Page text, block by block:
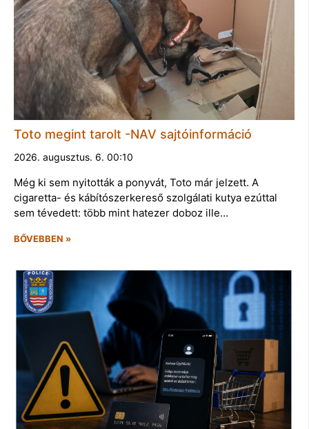
Toto megint tarolt -NAV sajtóinformáció
2026. augusztus. 6. 00:10
Még ki sem nyitották a ponyvát, Toto már jelzett. A
cigaretta- és kábítószerkereső szolgálati kutya ezúttal
sem tévedett: több mint hatezer doboz ille…
BŐVEBBEN »